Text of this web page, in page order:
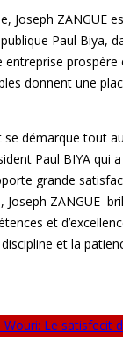
Joseph
Paul Biya,
donnent une
se démarque tout
Paul BIYA qui
grande
Joseph ZANGUE
et
et la
Le satisfecit